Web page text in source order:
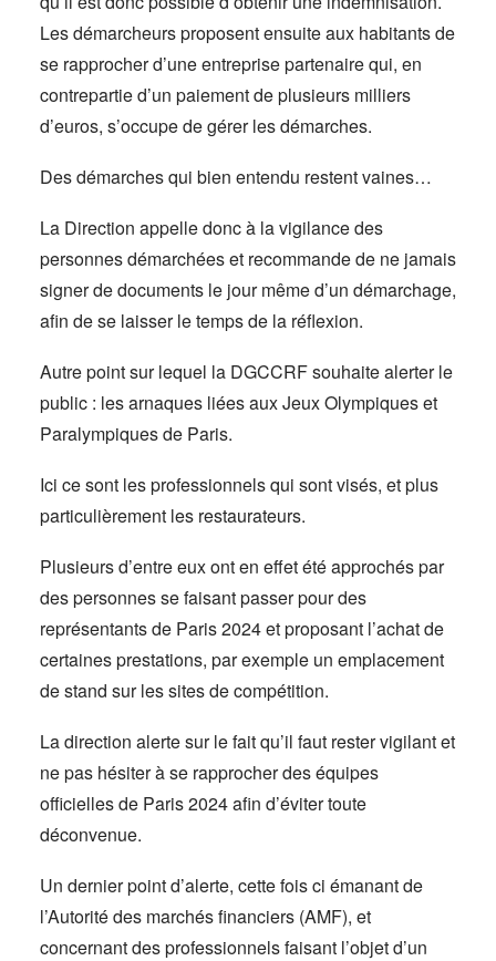
Les démarcheurs proposent ensuite aux habitants de
se rapprocher d’une entreprise partenaire qui, en
contrepartie d’un paiement de plusieurs milliers
d’euros, s’occupe de gérer les démarches.
Des démarches qui bien entendu restent vaines…
La Direction appelle donc à la vigilance des
personnes démarchées et recommande de ne jamais
signer de documents le jour même d’un démarchage,
afin de se laisser le temps de la réflexion.
Autre point sur lequel la DGCCRF souhaite alerter le
public : les arnaques liées aux Jeux Olympiques et
Paralympiques de Paris.
Ici ce sont les professionnels qui sont visés, et plus
particulièrement les restaurateurs.
Plusieurs d’entre eux ont en effet été approchés par
des personnes se faisant passer pour des
représentants de Paris 2024 et proposant l’achat de
certaines prestations, par exemple un emplacement
de stand sur les sites de compétition.
La direction alerte sur le fait qu’il faut rester vigilant et
ne pas hésiter à se rapprocher des équipes
officielles de Paris 2024 afin d’éviter toute
déconvenue.
Un dernier point d’alerte, cette fois ci émanant de
l’Autorité des marchés financiers (AMF), et
concernant des professionnels faisant l’objet d’un